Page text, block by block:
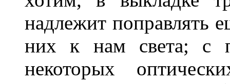
надлежит поправлять
них к нам света; с
некоторых